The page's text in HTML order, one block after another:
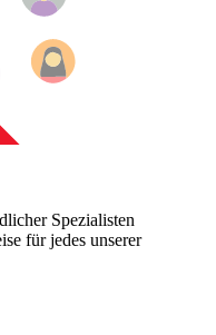
Spezialisten
für jedes unserer